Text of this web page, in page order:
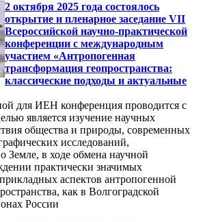
2 октября 2025 года состоялось
открытие и пленарное заседание VII
Всероссийской научно-практической
конференции с международным
участием «Антропогенная
трансформация геопространства:
классические подходы и актуальные
для ИЕН конференция проводится с
является изучение научных
общества и природы, современных
исследований,
Земле, в ходе обмена научной
практически значимых
аспектов антропогенной
как в Волгоградской
России